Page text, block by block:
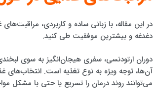
در این مقاله، با زبانی ساده و کاربردی،
دغدغه و بیشترین موفقیت طی کنید.
دوران ارتودنسی، سفری هیجان‌انگیز به سوی
آن‌ها، توجه ویژه به نوع تغذیه است. انتخاب‌های
می‌توانند روند درمان را تسریع یا حتی با مشکل